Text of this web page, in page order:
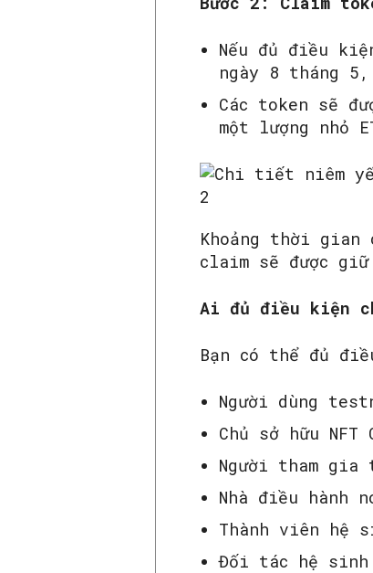
Nếu đủ điều
ngày 8 tháng 5,
Các token sẽ
một lượng nhỏ
Khoảng thời
claim sẽ được
Ai đủ điều kiện
Bạn có thể đủ
Người dùng
Chủ sở hữu
Người tham
Nhà điều hành
Thành viên hệ
Đối tác hệ sinh